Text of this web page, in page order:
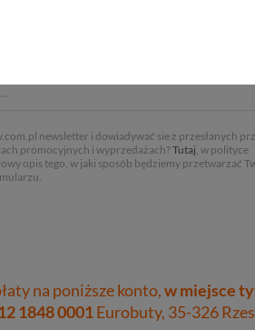
newsletter i dowiadywać sie z przesłanych
promocyjnych i wyprzedażach? Tutaj, w polityce
opis tego, w jaki sposób będziemy przetwarzać
na poniższe konto,w miejsce
1848 0001Eurobuty, 35-326